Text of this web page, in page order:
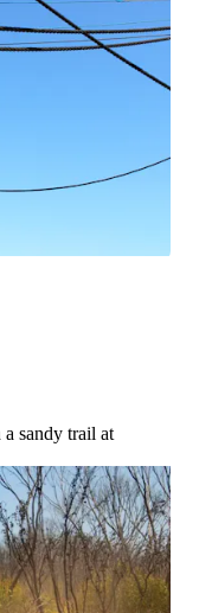
sandy trail at